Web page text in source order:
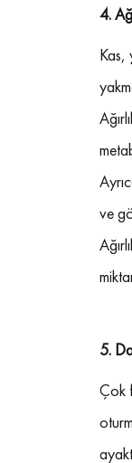
4.
ve
5.
Çok